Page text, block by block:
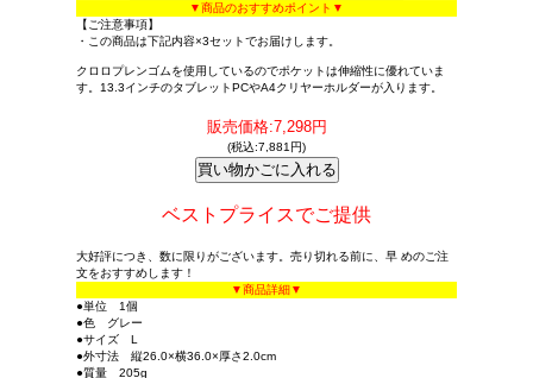
▼商品のおすすめポイント▼
【ご注意事項】
・この商品は下記内容×3セットでお届けします。
クロロプレンゴムを使用しているのでポケットは伸縮性に優れていま
す。13.3インチのタブレットPCやA4クリヤーホルダーが入ります。
販売価格:7,298円
(税込:7,881円)
ベストプライスでご提供
大好評につき、数に限りがございます。売り切れる前に、早 めのご注
文をおすすめします！
▼商品詳細▼
●単位 1個
●色 グレー
●サイズ L
●外寸法 縦26.0×横36.0×厚さ2.0cm
●質量 205g